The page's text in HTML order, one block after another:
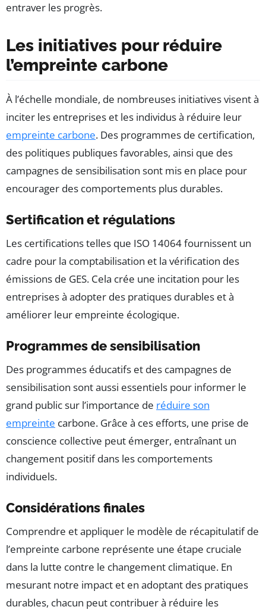
entraver les progrès.
Les initiatives pour réduire
l’empreinte carbone
À l’échelle mondiale, de nombreuses initiatives visent à
inciter les entreprises et les individus à réduire leur
empreinte carbone. Des programmes de certification,
des politiques publiques favorables, ainsi que des
campagnes de sensibilisation sont mis en place pour
encourager des comportements plus durables.
Sertification et régulations
Les certifications telles que ISO 14064 fournissent un
cadre pour la comptabilisation et la vérification des
émissions de GES. Cela crée une incitation pour les
entreprises à adopter des pratiques durables et à
améliorer leur empreinte écologique.
Programmes de sensibilisation
Des programmes éducatifs et des campagnes de
sensibilisation sont aussi essentiels pour informer le
grand public sur l’importance de réduire son
empreinte carbone. Grâce à ces efforts, une prise de
conscience collective peut émerger, entraînant un
changement positif dans les comportements
individuels.
Considérations finales
Comprendre et appliquer le modèle de récapitulatif de
l’empreinte carbone représente une étape cruciale
dans la lutte contre le changement climatique. En
mesurant notre impact et en adoptant des pratiques
durables, chacun peut contribuer à réduire les